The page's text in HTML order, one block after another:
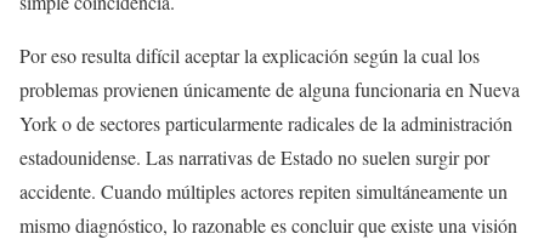
Por eso resulta difícil aceptar la explicación según la cual los
problemas provienen únicamente de alguna funcionaria en Nueva
York o de sectores particularmente radicales de la administración
estadounidense. Las narrativas de Estado no suelen surgir por
accidente. Cuando múltiples actores repiten simultáneamente un
mismo diagnóstico, lo razonable es concluir que existe una visión